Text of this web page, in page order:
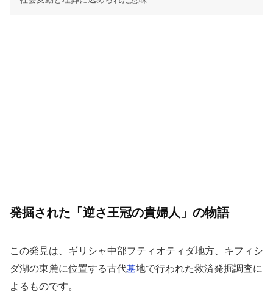
発掘された「逆さ王冠の貴婦人」の物語
この発見は、ギリシャ中部フティオティダ地方、キフィシ
ダ湖の東麓に位置する古代墓地で行われた救済発掘調査に
よるものです。